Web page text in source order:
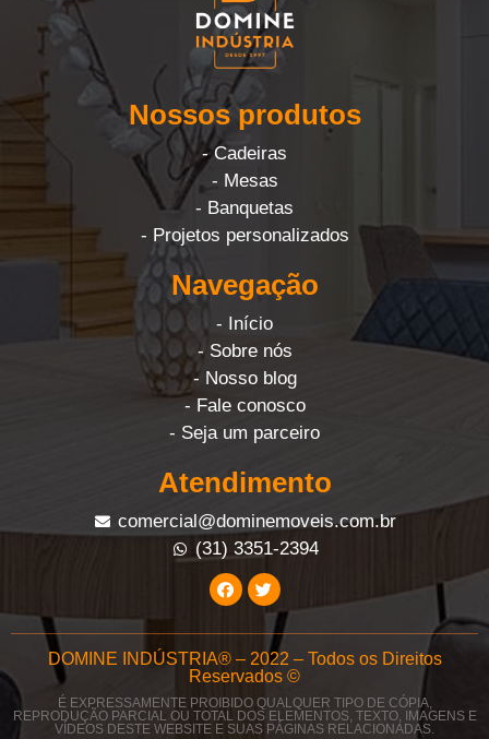
Nossos produtos
- Cadeiras
- Mesas
- Banquetas
- Projetos personalizados
Navegação
- Início
- Sobre nós
- Nosso blog
- Fale conosco
- Seja um parceiro
Atendimento
comercial@dominemoveis.com.br
(31) 3351-2394
DOMINE INDÚSTRIA® – 2022 – Todos os Direitos
Reservados ©
É EXPRESSAMENTE PROIBIDO QUALQUER TIPO DE CÓPIA,
REPRODUÇÃO PARCIAL OU TOTAL DOS ELEMENTOS, TEXTO, IMAGENS E
VÍDEOS DESTE WEBSITE E SUAS PÁGINAS RELACIONADAS.